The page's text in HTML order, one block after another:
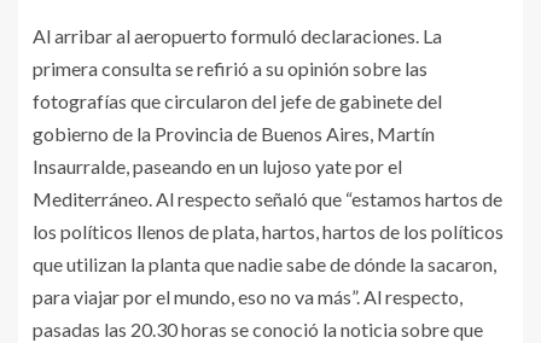
Al arribar al aeropuerto formuló declaraciones. La
primera consulta se refirió a su opinión sobre las
fotografías que circularon del jefe de gabinete del
gobierno de la Provincia de Buenos Aires, Martín
Insaurralde, paseando en un lujoso yate por el
Mediterráneo. Al respecto señaló que “estamos hartos de
los políticos llenos de plata, hartos, hartos de los políticos
que utilizan la planta que nadie sabe de dónde la sacaron,
para viajar por el mundo, eso no va más”. Al respecto,
pasadas las 20.30 horas se conoció la noticia sobre que